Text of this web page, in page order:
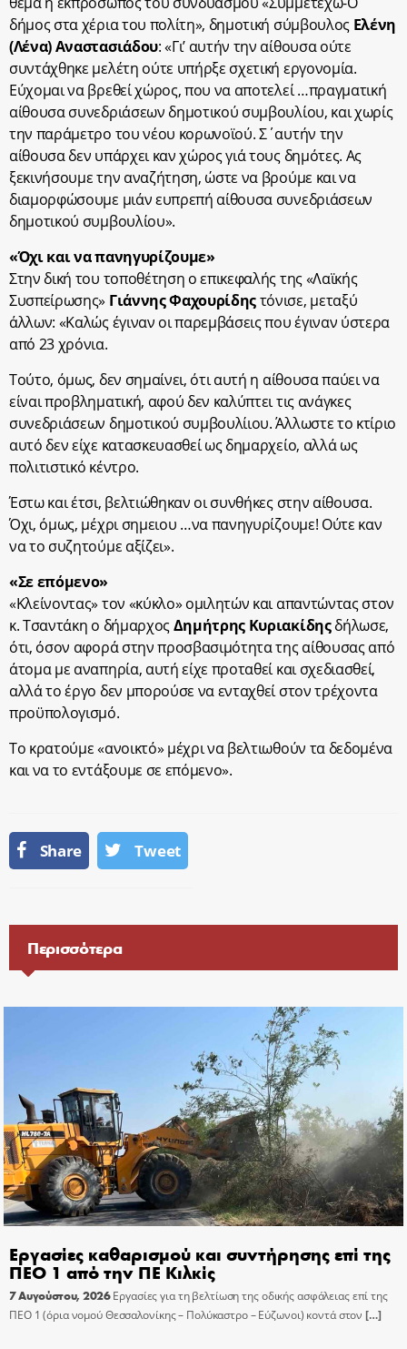
δήμος στα χέρια του πολίτη», δημοτική σύμβουλος Ελένη
(Λένα) Αναστασιάδου: «Γι’ αυτήν την αίθουσα ούτε
συντάχθηκε μελέτη ούτε υπήρξε σχετική εργονομία.
Εύχομαι να βρεθεί χώρος, που να αποτελεί …πραγματική
αίθουσα συνεδριάσεων δημοτικού συμβουλίου, και χωρίς
την παράμετρο του νέου κορωνοϊού. Σ΄αυτήν την
αίθουσα δεν υπάρχει καν χώρος γιά τους δημότες. Ας
ξεκινήσουμε την αναζήτηση, ώστε να βρούμε και να
διαμορφώσουμε μιάν ευπρεπή αίθουσα συνεδριάσεων
δημοτικού συμβουλίου».
«Όχι και να πανηγυρίζουμε»
Στην δική του τοποθέτηση ο επικεφαλής της «Λαϊκής
Συσπείρωσης» Γιάννης Φαχουρίδηςτόνισε, μεταξύ
άλλων: «Καλώς έγιναν οι παρεμβάσεις που έγιναν ύστερα
από 23 χρόνια.
Τούτο, όμως, δεν σημαίνει, ότι αυτή η αίθουσα παύει να
είναι προβληματική, αφού δεν καλύπτει τις ανάγκες
συνεδριάσεων δημοτικού συμβουλίιου. Άλλωστε το κτίριο
αυτό δεν είχε κατασκευασθεί ως δημαρχείο, αλλά ως
πολιτιστικό κέντρο.
Έστω και έτσι, βελτιώθηκαν οι συνθήκες στην αίθουσα.
Όχι, όμως, μέχρι σημειου …να πανηγυρίζουμε! Ούτε καν
να το συζητούμε αξίζει».
«Σε επόμενο»
«Κλείνοντας» τον «κύκλο» ομιλητών και απαντώντας στον
κ. Τσαντάκη ο δήμαρχοςΔημήτρης Κυριακίδηςδήλωσε,
ότι, όσον αφορά στην προσβασιμότητα της αίθουσας από
άτομα με αναπηρία, αυτή είχε προταθεί και σχεδιασθεί,
αλλά το έργο δεν μπορούσε να ενταχθεί στον τρέχοντα
προϋπολογισμό.
Το κρατούμε «ανοικτό» μέχρι να βελτιωθούν τα δεδομένα
και να το εντάξουμε σε επόμενο».
Share Tweet
Περισσότερα
Εργασίες καθαρισμού και συντήρησης επί της
ΠΕΟ 1 από την ΠΕ Κιλκίς
7 Αυγούστου, 2026 Εργασίες για τη βελτίωση της οδικής ασφάλειας επί της
ΠΕΟ 1 (όρια νομού Θεσσαλονίκης – Πολύκαστρο – Εύζωνοι) κοντά στον […]